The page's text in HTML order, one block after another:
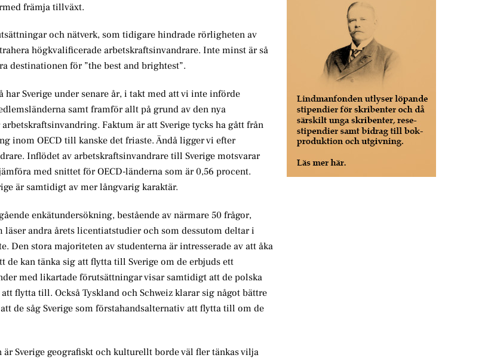
främja tillväxt.
och nätverk, som tidigare hindrade rörligheten av
högkvalificerade arbetskraftsinvandrare. Inte minst är så
destinationen för ”the best and brightest”.
Sverige under senare år, i takt med att vi inte införde
samt framför allt på grund av den nya
Faktum är att Sverige tycks ha gått från
inom OECD till kanske det friaste. Ändå ligger vi efter
Inflödet av arbetskraftsinvandrare till Sverige motsvarar
med snittet för OECD-länderna som är 0,56 procent.
är samtidigt av mer långvarig karaktär.
enkätundersökning, bestående av närmare 50 frågor,
andra årets licentiatstudier och som dessutom deltar i
stora majoriteten av studenterna är intresserade av att åka
kan tänka sig att flytta till Sverige om de erbjuds ett
med likartade förutsättningar visar samtidigt att de polska
flytta till. Också Tyskland och Schweiz klarar sig något bättre
de såg Sverige som förstahandsalternativ att flytta till om de
Sverige geografiskt och kulturellt borde väl fler tänkas vilja